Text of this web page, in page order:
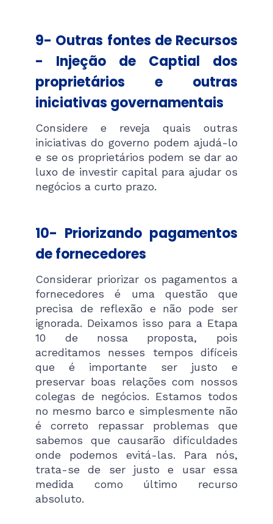
9- Outras fontes de Recursos
- Injeção de Captial dos
proprietários e outras
iniciativas governamentais
Considere e reveja quais outras
iniciativas do governo podem ajudá-lo
e se os proprietários podem se dar ao
luxo de investir capital para ajudar os
negócios a curto prazo.
10- Priorizando pagamentos
de fornecedores
Considerar priorizar os pagamentos a
fornecedores é uma questão que
precisa de reflexão e não pode ser
ignorada. Deixamos isso para a Etapa
10 de nossa proposta, pois
acreditamos nesses tempos difíceis
que é importante ser justo e
preservar boas relações com nossos
colegas de negócios. Estamos todos
no mesmo barco e simplesmente não
é correto repassar problemas que
sabemos que causarão dificuldades
onde podemos evitá-las. Para nós,
trata-se de ser justo e usar essa
medida como último recurso
absoluto.